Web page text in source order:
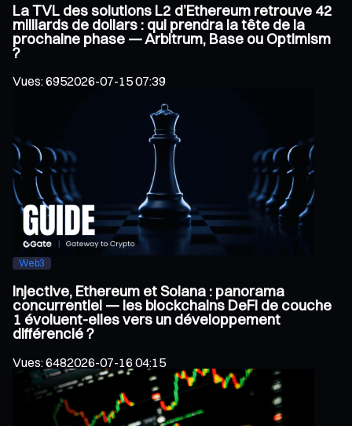
La TVL des solutions L2 d’Ethereum retrouve 42
milliards de dollars : qui prendra la tête de la
prochaine phase — Arbitrum, Base ou Optimism
?
Vues:6952026-07-15 07:39
Web3
Injective, Ethereum et Solana : panorama
concurrentiel — les blockchains DeFi de couche
1 évoluent-elles vers un développement
différencié ?
Vues:6482026-07-16 04:15